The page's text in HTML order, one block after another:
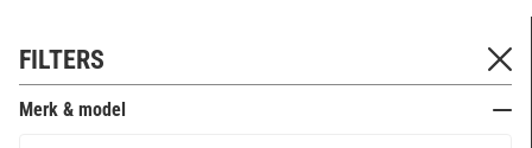
FILTERS
Merk & model